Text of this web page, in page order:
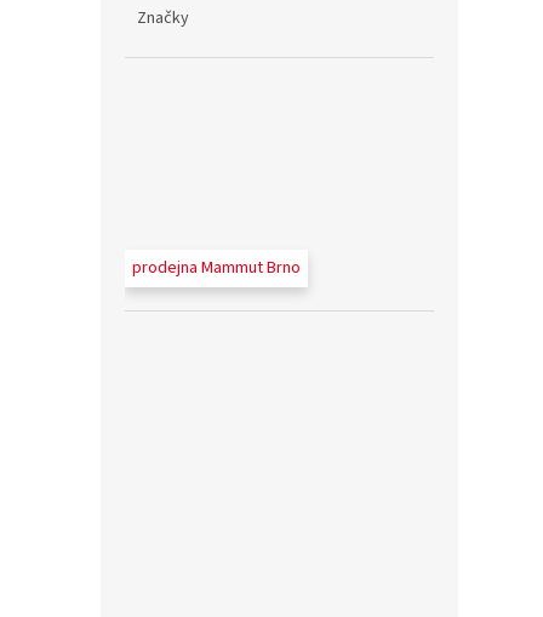
Značky
prodejna Mammut Brno